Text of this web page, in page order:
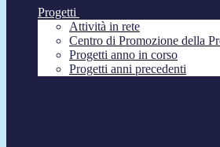
Progetti
Attività in rete
Centro di Promozione della
Progetti anno in corso
Progetti anni precedenti